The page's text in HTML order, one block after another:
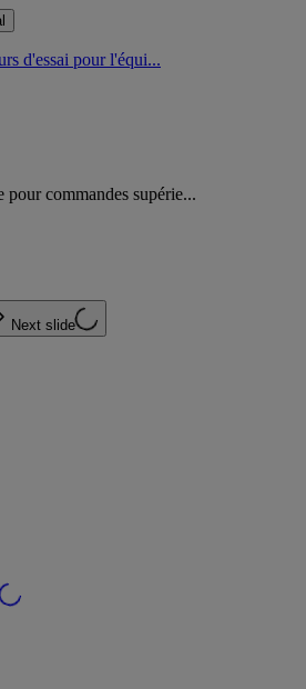
d'essai pour l'équi...
commandes supérie...
Next slide